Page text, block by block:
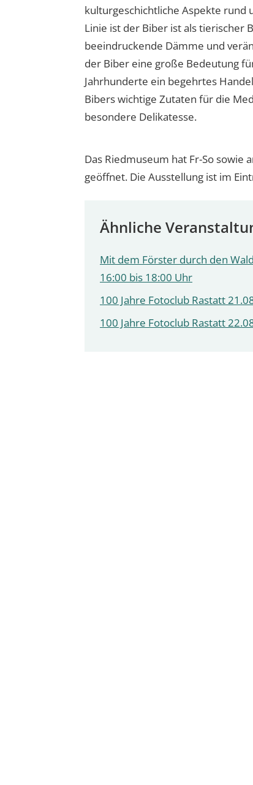
kulturgeschichtliche Aspekte rund
Linie ist der Biber ist als tierischer
beeindruckende Dämme und
der Biber eine große Bedeutung
Jahrhunderte ein begehrtes
Bibers wichtige Zutaten für die
besondere Delikatesse.
Das Riedmuseum hat Fr-So sowie
geöffnet. Die Ausstellung ist im
Ähnliche
Mit dem Förster durch den
16:00 bis 18:00 Uhr
100 Jahre Fotoclub Rastatt
100 Jahre Fotoclub Rastatt